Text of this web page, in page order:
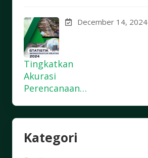
Tingkatkan
Akurasi
Perencanaan…
December 14, 2024
Kategori